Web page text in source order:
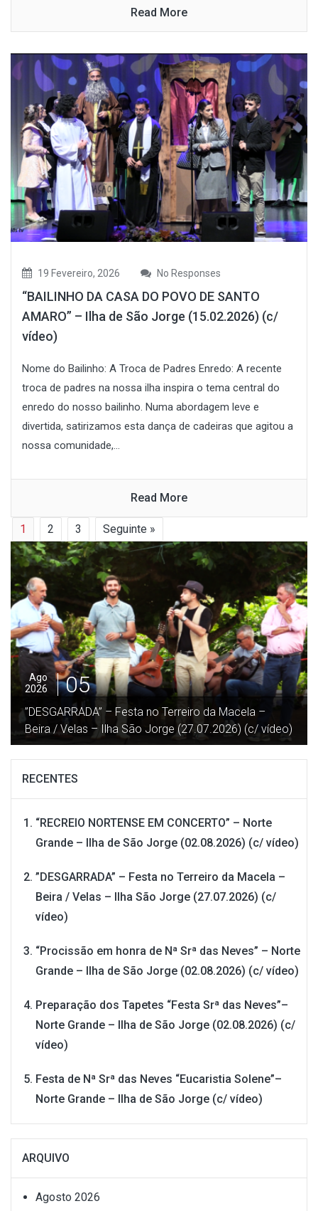
Read More
19 Fevereiro, 2026 No Responses
“BAILINHO DA CASA DO POVO DE SANTO
AMARO” – Ilha de São Jorge (15.02.2026) (c/
vídeo)
Nome do Bailinho: A Troca de Padres Enredo: A recente
troca de padres na nossa ilha inspira o tema central do
enredo do nosso bailinho. Numa abordagem leve e
divertida, satirizamos esta dança de cadeiras que agitou a
nossa comunidade,...
Read More
1 2 3 Seguinte »
Ago
2026
04
“Procissão em honra de Nª Srª das Neves” – Norte
Grande – Ilha de São Jorge (02.08.2026) (c/ vídeo)
RECENTES
“RECREIO NORTENSE EM CONCERTO” – Norte
Grande – Ilha de São Jorge (02.08.2026) (c/ vídeo)
”DESGARRADA” – Festa no Terreiro da Macela –
Beira / Velas – Ilha São Jorge (27.07.2026) (c/
vídeo)
“Procissão em honra de Nª Srª das Neves” – Norte
Grande – Ilha de São Jorge (02.08.2026) (c/ vídeo)
Preparação dos Tapetes “Festa Srª das Neves”–
Norte Grande – Ilha de São Jorge (02.08.2026) (c/
vídeo)
Festa de Nª Srª das Neves “Eucaristia Solene”–
Norte Grande – Ilha de São Jorge (c/ vídeo)
ARQUIVO
Agosto 2026